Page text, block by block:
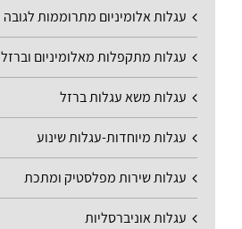
עגלות אלומיניום מתרוממות לגובה
עגלות מתקפלות מאלומיניום וברזל
עגלות משא עגלות ברזל
עגלות מיוחדות-עגלות שינוע
עגלות שירות מפלסטיק ומתכת
עגלות אוניברסליות